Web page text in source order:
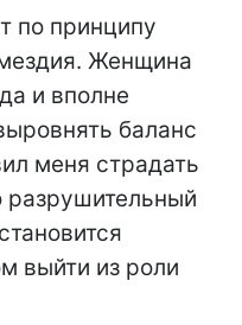
по принципу
Женщина
и вполне
баланс
меня страдать
разрушительный
выйти из роли